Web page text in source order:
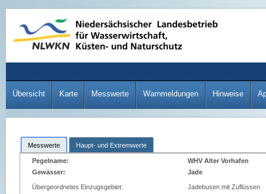
Übersicht Karte Messwerte Warnmeldungen Hinweise
Messwerte Haupt- und Extremwerte
Pegelname:
WHV Alter Vorhafen
Gewässer:
Jade
Übergeordnetes Einzugsgebiet:
Jadebusen mit Zuflüssen